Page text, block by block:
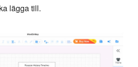
lägga till.